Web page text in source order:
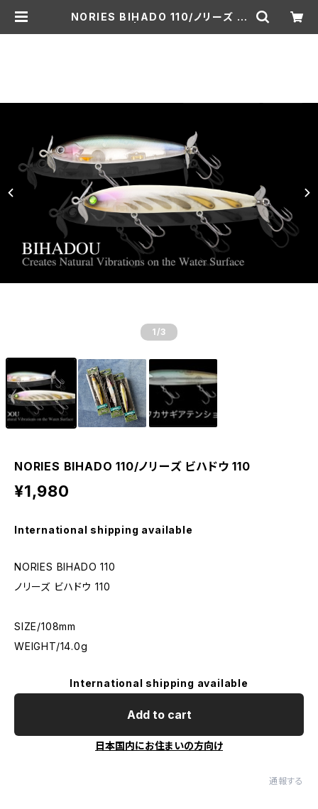
NORIES BIHADO 110/ノリーズ ビ
1 /3
NORIES BIHADO 110/ノリーズ ビハドウ 110
¥1,980
International shipping available
NORIES BIHADO 110
ノリーズ ビハドウ 110
SIZE/108mm
WEIGHT/14.0g
International shipping available
Add to cart
日本国内にお住まいの方向け
通報する